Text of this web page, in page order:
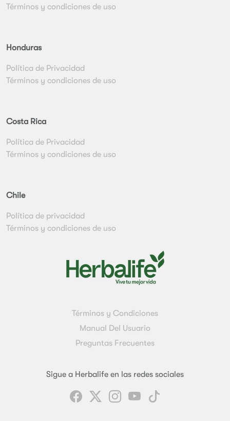
Términos y condiciones de uso
Honduras
Política de Privacidad
Términos y condiciones de uso
Costa Rica
Política de Privacidad
Términos y condiciones de uso
Chile
Política de privacidad
Términos y condiciones de uso
Términos y Condiciones
Manual Del Usuario
Preguntas Frecuentes
Sigue a Herbalife en las redes sociales